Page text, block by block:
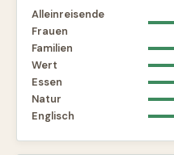
Alleinreisende
Frauen
Familien
Wert
Essen
Natur
Englisch